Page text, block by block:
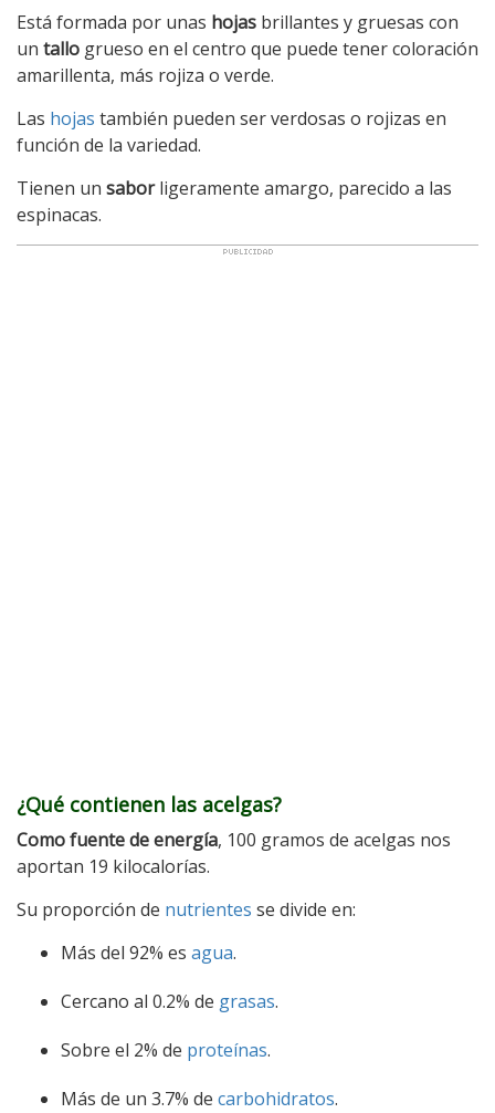
Está formada por unas hojas brillantes y gruesas con
un tallo grueso en el centro que puede tener coloración
amarillenta, más rojiza o verde.
Las hojas también pueden ser verdosas o rojizas en
función de la variedad.
Tienen un saborligeramente amargo, parecido a las
espinacas.
¿Qué contienen las acelgas?
Como fuente de energía, 100 gramos de acelgas nos
aportan 19 kilocalorías.
Su proporción de nutrientes se divide en:
Más del 92% es agua.
Cercano al 0.2% de grasas.
Sobre el 2% de proteínas.
Más de un 3.7% de carbohidratos.